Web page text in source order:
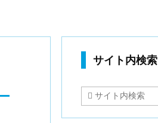
サイト内検索